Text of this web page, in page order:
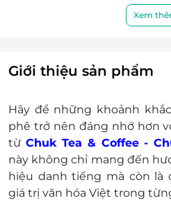
278 Hòa Bình, P. Hiệp Tân,
150 Chu Văn An, P. 26, Quận
108 Vạn Kiếp, P. 3, Quận
90 Tô Hiến Thành, P. 15,
166 Nguyễn Công Trứ, P.
Hồ Chí Minh
212 Thoại Ngọc Hầu, P. Phú
Chí Minh
đãi của đối tác khác.
Nghiêm cấm mọi hình
doanh trái với qui định
hồi E-Gift khi phát
hành vi mua đi bán lại,
định của LifeLink và cửa
Nếu giá trị đơn hàng
giá trị củaE-Gift thì
thêm khoản chênh lệch
Xem
Giới thiệu sản phẩm
Hãy để những khoảnh
phê trở nên đáng nhớ hơn
từ Chuk Tea & Coffee -
này không chỉ mang đến
hiệu danh tiếng mà còn là
giá trị văn hóa Việt trong